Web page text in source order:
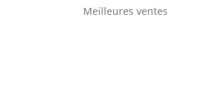
Meilleures ventes